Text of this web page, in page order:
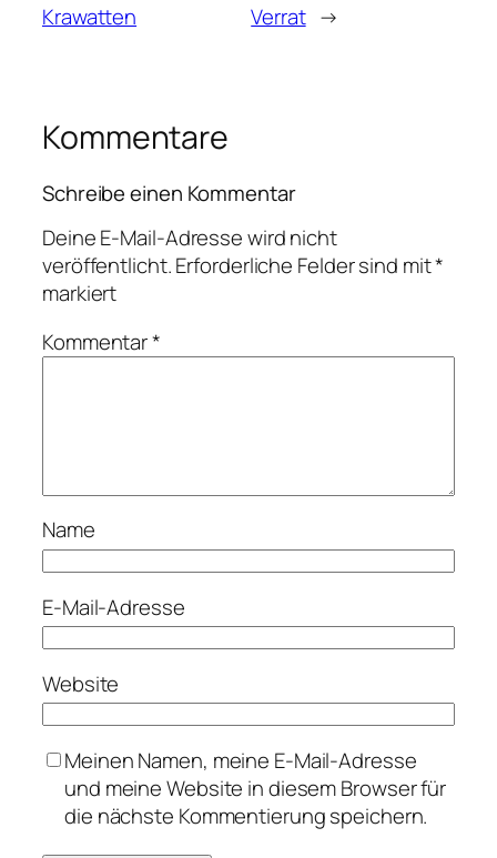
Krawatten
Verrat →
Kommentare
Schreibe einen Kommentar
Deine E-Mail-Adresse wird nicht
veröffentlicht.Erforderliche Felder sind mit*
markiert
Kommentar*
Name
E-Mail-Adresse
Website
Meinen Namen, meine E-Mail-Adresse
und meine Website in diesem Browser für
die nächste Kommentierung speichern.